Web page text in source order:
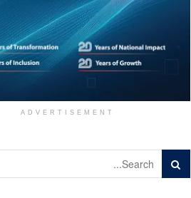
ADVERTISEMENT